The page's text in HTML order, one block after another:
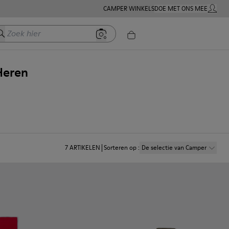
CAMPER WINKELSDOE MET ONS MEEMIJN
hier
7ARTIKELEN Sorteren op: De selectie van Camper